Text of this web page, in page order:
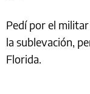
Pedí por el militar
la sublevación,
Florida.